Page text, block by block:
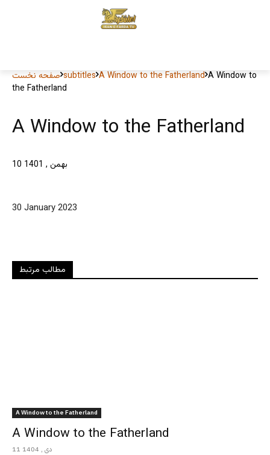
صفحه نخست subtitles A Window to the Fatherland A Window to
the Fatherland
A Window to the Fatherland
10 بهمن , 1401
30 January 2023
مطالب مرتبط
A Window to the Fatherland
A Window to the Fatherland
11 دی , 1404